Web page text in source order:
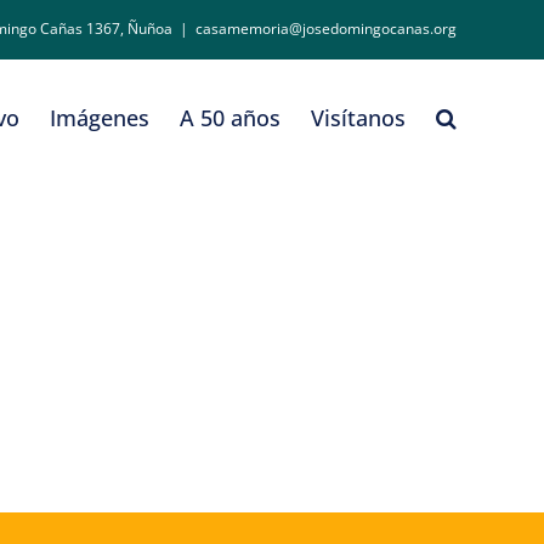
Cañas 1367, Ñuñoa | casamemoria@josedomingocanas.org
Imágenes A 50 años Visítanos